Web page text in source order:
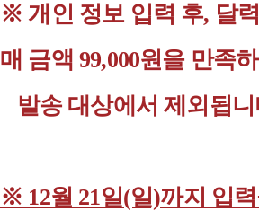
※ 개인 정보 입력 후, 달
매 금액 99,000원을 만족
발송 대상에서 제외됩니
※ 12월 21일(일)까지 입